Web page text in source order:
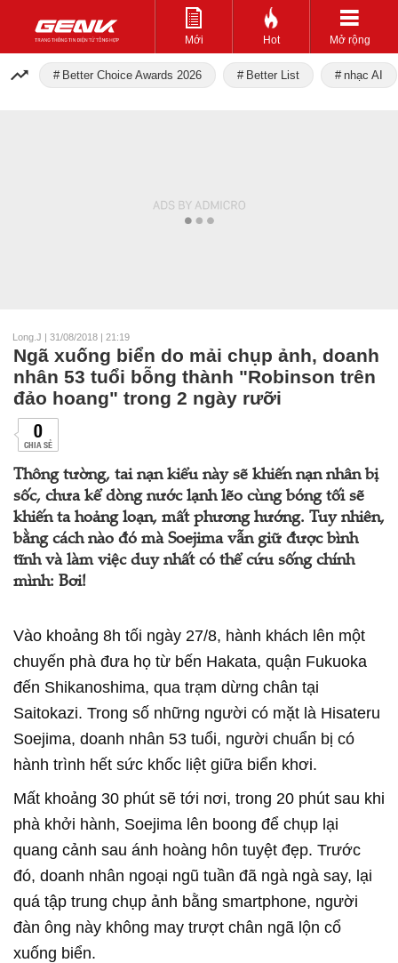
Mới Hot Mở rộng
Better Choice Awards 2026 Better List nhạc AI
Long.J | 31/08/2018 | 21:19
Ngã xuống biển do mải chụp ảnh, doanh
nhân 53 tuổi bỗng thành "Robinson trên
đảo hoang" trong 2 ngày rưỡi
0
CHIA SẺ
Thông tường, tai nạn kiểu này sẽ khiến nạn nhân bị
sốc, chưa kể dòng nước lạnh lẽo cùng bóng tối sẽ
khiến ta hoảng loạn, mất phương hướng. Tuy nhiên,
bằng cách nào đó mà Soejima vẫn giữ được bình
tĩnh và làm việc duy nhất có thể cứu sống chính
mình: Bơi!
Vào khoảng 8h tối ngày 27/8, hành khách lên một
chuyến phà đưa họ từ bến Hakata, quận Fukuoka
đến Shikanoshima, qua trạm dừng chân tại
Saitokazi. Trong số những người có mặt là Hisateru
Soejima, doanh nhân 53 tuổi, người chuẩn bị có
hành trình hết sức khốc liệt giữa biển khơi.
Mất khoảng 30 phút sẽ tới nơi, trong 20 phút sau khi
phà khởi hành, Soejima lên boong để chụp lại
quang cảnh sau ánh hoàng hôn tuyệt đẹp. Trước
đó, doanh nhân ngoại ngũ tuần đã ngà ngà say, lại
quá tập trung chụp ảnh bằng smartphone, người
đàn ông này không may trượt chân ngã lộn cổ
xuống biển.